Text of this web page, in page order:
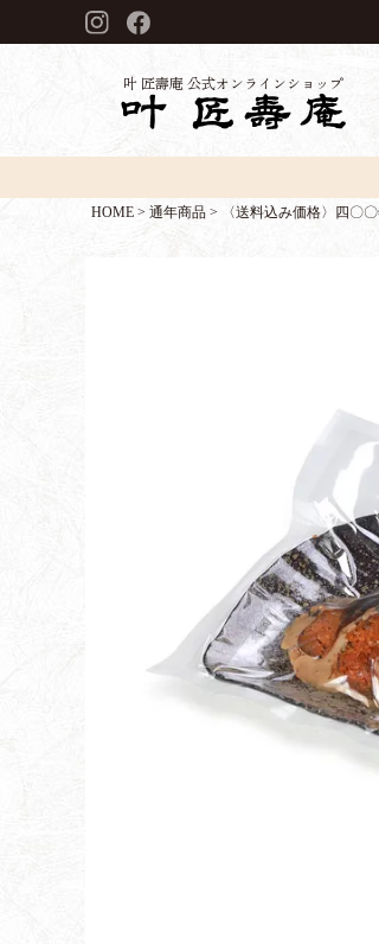
叶 匠壽庵 公式オンラインショップ
HOME 通年商品 〈送料込み価格〉四〇